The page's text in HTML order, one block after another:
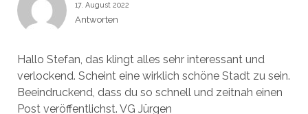
17. August 2022
Antworten
Hallo Stefan, das klingt alles sehr interessant und
verlockend. Scheint eine wirklich schöne Stadt zu sein.
Beeindruckend, dass du so schnell und zeitnah einen
Post veröffentlichst. VG Jürgen